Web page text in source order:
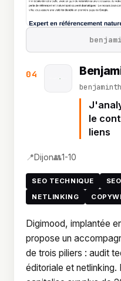
04
le
liens
📍Dijon👥1-10
SEO TECHNIQUE
NETLINKING
Digimood, implantée
propose un
de trois piliers : audit
éditoriale et